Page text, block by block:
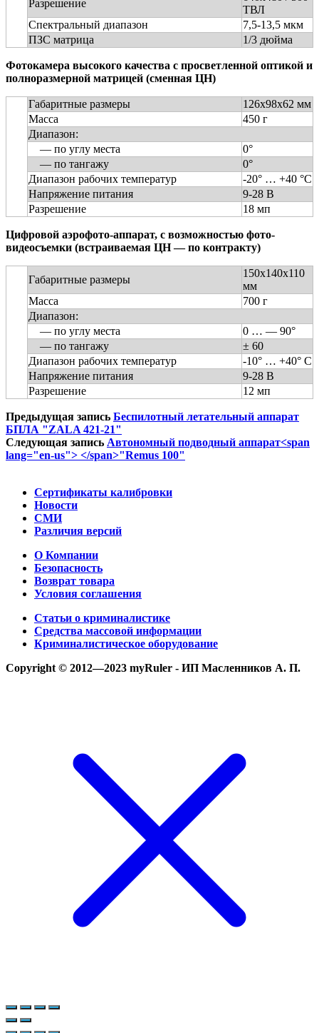
Разрешение
ТВЛ
Спектральный диапазон
7,5-13,5 мкм
ПЗС матрица
1/3 дюйма
Фотокамера высокого качества с просветленной оптикой и
полноразмерной матрицей (сменная ЦН)
Габаритные размеры
126x98x62 мм
Масса
450 г
Диапазон:
— по углу места
0°
— по тангажу
0°
Диапазон рабочих температур
-20° … +40 °C
Напряжение питания
9-28 В
Разрешение
18 мп
Цифровой аэрофото-аппарат, с возможностью фото-
видеосъемки (встраиваемая ЦН — по контракту)
Габаритные размеры
150х140х110
мм
Масса
700 г
Диапазон:
— по углу места
0 … — 90°
— по тангажу
± 60
Диапазон рабочих температур
-10° … +40° C
Напряжение питания
9-28 В
Разрешение
12 мп
Предыдущая запись Беспилотный летательный аппарат
БПЛА "ZALA 421-21"
Следующая запись Автономный подводный аппарат<span
lang="en-us"> </span>"Remus 100"
Сертификаты калибровки
Новости
СМИ
Различия версий
О Компании
Безопасность
Возврат товара
Условия соглашения
Статьи о криминалистике
Средства массовой информации
Криминалистическое оборудование
Copyright © 2012—2023 myRuler - ИП Масленников А. П.